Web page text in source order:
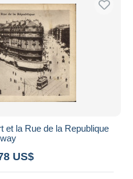
et la Rue de la Republique
US$